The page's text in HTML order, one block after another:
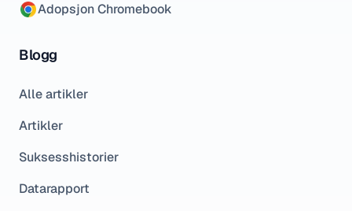
Adopsjon Chromebook
Blogg
Alle artikler
Artikler
Suksesshistorier
Datarapport